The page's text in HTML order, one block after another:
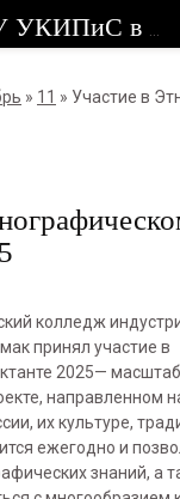
» 11 » Участие в
колледж
принял участие в
2025—
направленном
их культуре,
ежегодно и
знаний, а